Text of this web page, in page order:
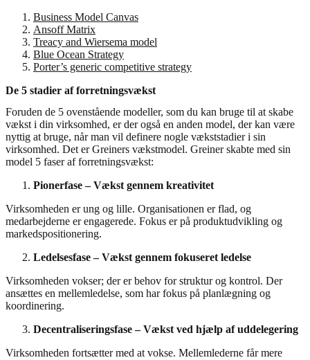
Business Model Canvas
Ansoff Matrix
Treacy and Wiersema model
Blue Ocean Strategy
Porter’s generic competitive strategy
De 5 stadier af forretningsvækst
Foruden de 5 ovenstående modeller, som du kan bruge til at skabe
vækst i din virksomhed, er der også en anden model, der kan være
nyttig at bruge, når man vil definere nogle vækststadier i sin
virksomhed. Det er Greiners vækstmodel. Greiner skabte med sin
model 5 faser af forretningsvækst:
Pionerfase – Vækst gennem kreativitet
Virksomheden er ung og lille. Organisationen er flad, og
medarbejderne er engagerede. Fokus er på produktudvikling og
markedspositionering.
Ledelsesfase – Vækst gennem fokuseret ledelse
Virksomheden vokser; der er behov for struktur og kontrol. Der
ansættes en mellemledelse, som har fokus på planlægning og
koordinering.
Decentraliseringsfase – Vækst ved hjælp af uddelegering
Virksomheden fortsætter med at vokse. Mellemlederne får mere